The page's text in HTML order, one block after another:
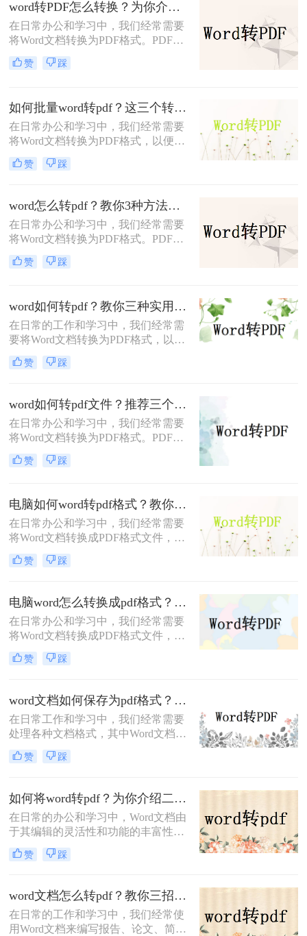
方法。
word转PDF怎么转换？为你介绍三种常见的方法！
在日常办公和学习中，我们经常需要
将Word文档转换为PDF格式。PDF文
件因其跨平台兼容性好、格式稳定、
不易被篡改等优点，成为了广泛应用
换为PDF的方法，并给出具体的步骤
和注意事项，以帮助您轻松完成文件
格式的转换。
赞 踩
如何批量word转pdf？这三个转换方法赶紧收藏起来！
在日常办公和学习中，我们经常需要
将Word文档转换为PDF格式，以便于
分享、打印或存档。当需要转换的
Word文档数量较多时，批量转换功能
如何批量Word转PDF，包括使用专业
软件、在线工具和虚拟打印机等多种
方法。
赞 踩
word怎么转pdf？教你3种方法轻松完成转换！
在日常办公和学习中，我们经常需要
将Word文档转换为PDF格式。PDF文
件因其跨平台兼容性、不可编辑性和
易于分享等特点，成为许多场合下的
意事项。
赞 踩
word如何转pdf？教你三种实用的转pdf方法!
在日常的工作和学习中，我们经常需
要将Word文档转换为PDF格式，以确
保文档的格式和布局在不同设备和操
作系统上保持一致。PDF格式以其出
么word如何转pdf呢？以下是几种将
Word文档转换为PDF文件的方法，以
及相关的注意事项。
赞 踩
word如何转pdf文件？推荐三个便捷实用的转换方法！
在日常办公和学习中，我们经常需要
将Word文档转换为PDF格式。PDF格
式具有跨平台、不易被篡改、保持文
档原样等优点，因此广受欢迎。本文
赞 踩
电脑如何word转pdf格式？教你三种实用的转pdf方法！
在日常办公和学习中，我们经常需要
将Word文档转换成PDF格式文件，以
确保文档的格式一致性、可读性和安
全性。那么电脑如何word转pdf格式
助你在电脑上轻松实现Word到PDF的
转换。
赞 踩
电脑word怎么转换成pdf格式？这三种高效方法分享给你!！
在日常办公和学习中，我们经常需要
将Word文档转换成PDF格式文件，以
确保文档的格式一致性、可读性和安
全性。那么电脑word怎么转换成pdf格
帮助你在电脑上轻松实现Word到PDF
的转换。
赞 踩
word文档如何保存为pdf格式？教你二种实用的转PDF方法！
在日常工作和学习中，我们经常需要
处理各种文档格式，其中Word文档
（如.docx）和PDF文档（Portable
Document Format）是最常见的两种。
的格式选项而广受欢迎，而PDF文档
则因其跨平台兼容性、格式稳定性和
安全性而备受青睐。当我们将Word文
档编辑完成后，有时需要将其保存为
PDF格式，以确保文档的格式和内容
在分享或打印时保持一致。本文将介
赞 踩
如何将word转pdf？为你介绍二种常见的方法！
在日常的办公和学习中，Word文档由
于其编辑的灵活性和功能的丰富性而
广受欢迎。然而，在某些情况下，如
分享、打印或存档时，我们可能需要
文档格式的稳定性和可读性。本文将
为您详细介绍如何将word转pdf的几种
方法。
赞 踩
word文档怎么转pdf？教你三招轻松搞定！
在日常的工作和学习中，我们经常使
用Word文档来编写报告、论文、简历